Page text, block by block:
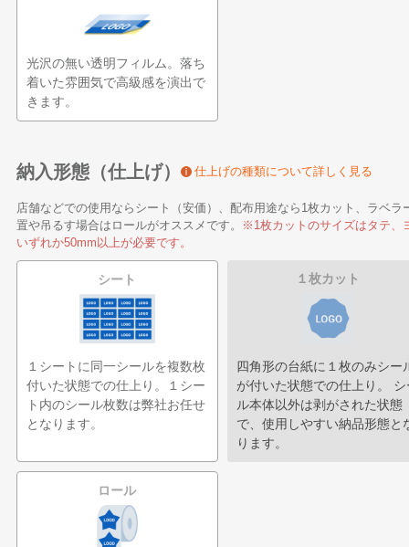
光沢の無い透明フィルム。落ち
着いた雰囲気で高級感を演出で
きます。
納入形態（仕上げ） 仕上げの種類について詳しく見る
店舗などでの使用ならシート（安価）、配布用途なら1枚カット、ラベラ
置や吊るす場合はロールがオススメです。
※1枚カットのサイズはタテ、
いずれか50mm以上が必要です。
シート
１シートに同一シールを複数枚
付いた状態での仕上り。１シー
ト内のシール枚数は弊社お任せ
となります。
１枚カット
四角形の台紙に１枚のみシー
が付いた状態での仕上り。 シ
ル本体以外は剥がされた状態
で、使用しやすい納品形態と
ります。
ロール